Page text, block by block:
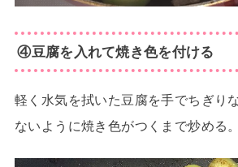
④豆腐を入れて焼き色を付ける
軽く水気を拭いた豆腐を手でちぎり
ないように焼き色がつくまで炒める。